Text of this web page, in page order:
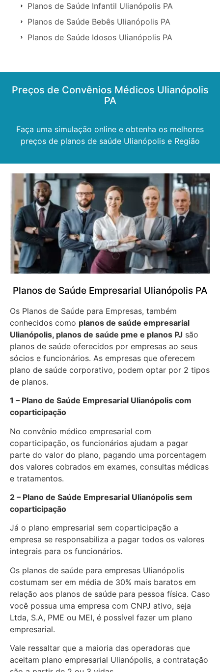
Planos de Saúde Infantil Ulianópolis PA
Planos de Saúde Bebês Ulianópolis PA
Planos de Saúde Idosos Ulianópolis PA
Preços de Convênios Médicos Ulianópolis
PA
Faça uma simulação online e obtenha os melhores
preços de planos de saúde Ulianópolis e Região
Planos de Saúde Empresarial Ulianópolis PA
Os Planos de Saúde para Empresas, também
conhecidos como planos de saúde empresarial
Ulianópolis, planos de saúde pme e planos PJ são
planos de saúde oferecidos por empresas ao seus
sócios e funcionários. As empresas que oferecem
plano de saúde corporativo, podem optar por 2 tipos
de planos.
1 – Plano de Saúde Empresarial Ulianópolis com
coparticipação
No convênio médico empresarial com
coparticipação, os funcionários ajudam a pagar
parte do valor do plano, pagando uma porcentagem
dos valores cobrados em exames, consultas médicas
e tratamentos.
2 – Plano de Saúde Empresarial Ulianópolis sem
coparticipação
Já o plano empresarial sem coparticipação a
empresa se responsabiliza a pagar todos os valores
integrais para os funcionários.
Os planos de saúde para empresas Ulianópolis
costumam ser em média de 30% mais baratos em
relação aos planos de saúde para pessoa física. Caso
você possua uma empresa com CNPJ ativo, seja
Ltda, S.A, PME ou MEI, é possível fazer um plano
empresarial.
Vale ressaltar que a maioria das operadoras que
aceitam plano empresarial Ulianópolis, a contratação